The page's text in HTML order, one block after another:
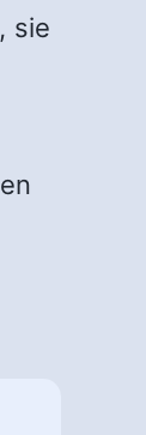
sie